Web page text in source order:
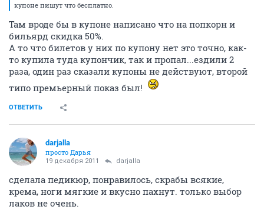
купоне пишут что бесплатно.
Там вроде бы в купоне написано что на попкорн и
бильярд скидка 50%.
А то что билетов у них по купону нет это точно, как-
то купила туда купончик, так и пропал...ездили 2
раза, один раз сказали купоны не действуют, второй
типо премьерный показ был!
ОТВЕТИТЬ
darjalla
просто Дарья
19 декабря 2011 darjalla
сделала педикюр, понравилось, скрабы всякие,
крема, ноги мягкие и вкусно пахнут. только выбор
лаков не очень.